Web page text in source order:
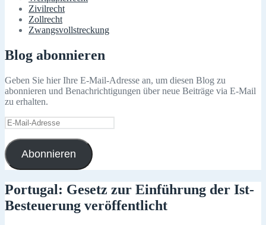
Zivilrecht
Zollrecht
Zwangsvollstreckung
Blog abonnieren
Geben Sie hier Ihre E-Mail-Adresse an, um diesen Blog zu
abonnieren und Benachrichtigungen über neue Beiträge via E-Mail
zu erhalten.
E-
Mail-
Adresse
Abonnieren
Portugal: Gesetz zur Einführung der Ist-
Besteuerung veröffentlicht